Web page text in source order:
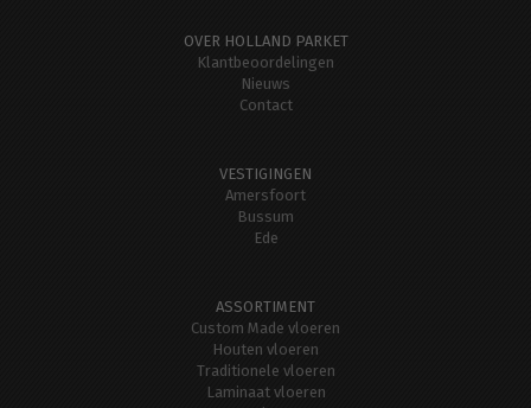
OVER HOLLAND PARKET
Klantbeoordelingen
Nieuws
Contact
VESTIGINGEN
Amersfoort
Bussum
Ede
ASSORTIMENT
Custom Made vloeren
Houten vloeren
Traditionele vloeren
Laminaat vloeren